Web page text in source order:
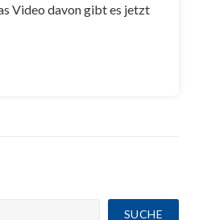
Video davon gibt es jetzt
SUCHE